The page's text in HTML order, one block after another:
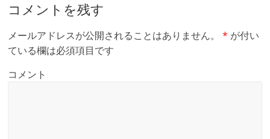
コメントを残す
メールアドレスが公開されることはありません。 * が付い
ている欄は必須項目です
コメント